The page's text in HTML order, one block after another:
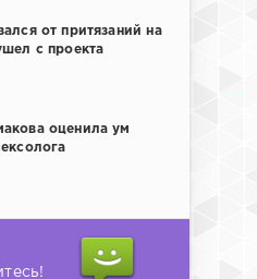
от притязаний на
с проекта
оценила ум